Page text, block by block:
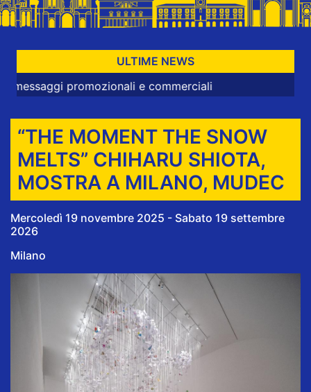
ULTIME NEWS
promozionali e commerciali
“THE MOMENT THE SNOW
MELTS” CHIHARU SHIOTA,
MOSTRA A MILANO, MUDEC
Mercoledì 19 novembre 2025 - Sabato 19 settembre
2026
Milano